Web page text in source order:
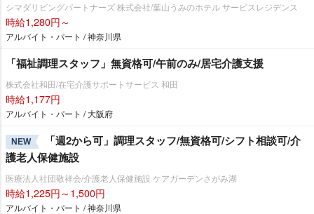
シマダリビングパートナーズ 株式会社/葉山うみのホテル サービスレジデンス
時給1,280円～
アルバイト・パート / 神奈川県
「福祉調理スタッフ」無資格可/午前のみ/居宅介護支援
株式会社和田/在宅介護サポートサービス 和田
時給1,177円
アルバイト・パート / 大阪府
NEW
「週2から可」調理スタッフ/無資格可/シフト相談可/介
護老人保健施設
医療法人社団敬祥会/介護老人保健施設 ケアガーデンさがみ湖
時給1,225円～1,500円
アルバイト・パート / 神奈川県